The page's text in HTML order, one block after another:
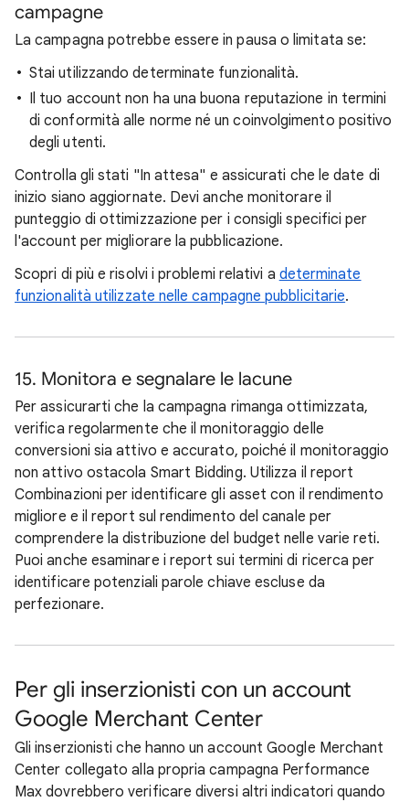
campagne
La campagna potrebbe essere in pausa o limitata se:
Stai utilizzando determinate funzionalità.
Il tuo account non ha una buona reputazione in termini
di conformità alle norme né un coinvolgimento positivo
degli utenti.
Controlla gli stati "In attesa" e assicurati che le date di
inizio siano aggiornate. Devi anche monitorare il
punteggio di ottimizzazione per i consigli specifici per
l'account per migliorare la pubblicazione.
Scopri di più e risolvi i problemi relativi a determinate
funzionalità utilizzate nelle campagne pubblicitarie.
15. Monitora e segnalare le lacune
Per assicurarti che la campagna rimanga ottimizzata,
verifica regolarmente che il monitoraggio delle
conversioni sia attivo e accurato, poiché il monitoraggio
non attivo ostacola Smart Bidding. Utilizza il report
Combinazioni per identificare gli asset con il rendimento
migliore e il report sul rendimento del canale per
comprendere la distribuzione del budget nelle varie reti.
Puoi anche esaminare i report sui termini di ricerca per
identificare potenziali parole chiave escluse da
perfezionare.
Per gli inserzionisti con un account
Google Merchant Center
Gli inserzionisti che hanno un account Google Merchant
Center collegato alla propria campagna Performance
Max dovrebbero verificare diversi altri indicatori quando